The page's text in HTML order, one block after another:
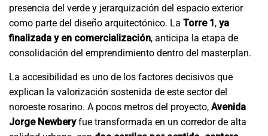
presencia del verde y jerarquización del espacio exterior
como parte del diseño arquitectónico. La Torre 1 , ya
finalizada y en comercialización, anticipa la etapa de
consolidación del emprendimiento dentro del masterplan.
La accesibilidad es uno de los factores decisivos que
explican la valorización sostenida de este sector del
noroeste rosarino. A pocos metros del proyecto, Avenida
Jorge Newberyfue transformada en un corredor de alta